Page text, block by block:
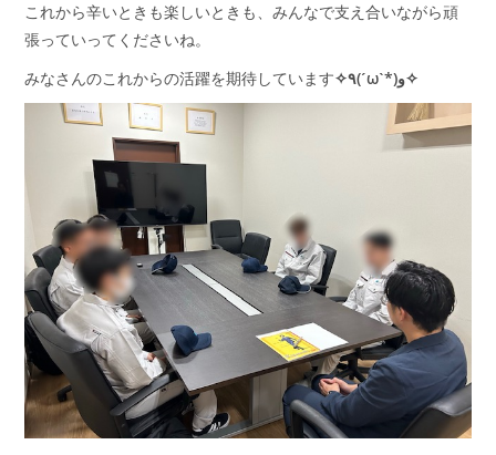
これから辛いときも楽しいときも、みんなで支え合いながら頑
張っていってくださいね。
みなさんのこれからの活躍を期待しています
✧٩(ˊωˋ*)و✧